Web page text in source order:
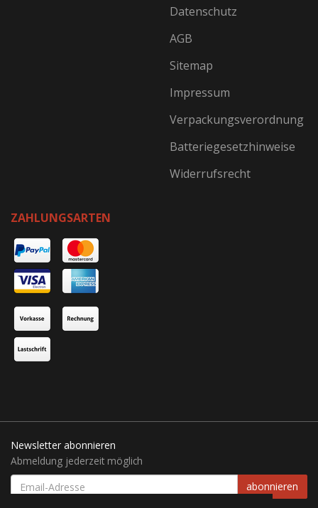
Datenschutz
AGB
Sitemap
Impressum
Verpackungsverordnung
Batteriegesetzhinweise
Widerrufsrecht
ZAHLUNGSARTEN
Newsletter abonnieren
Abmeldung jederzeit möglich
EMAIL-
ADRESSE
abonnieren